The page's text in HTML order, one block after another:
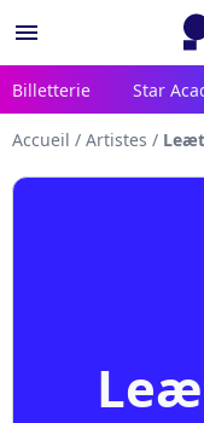
menu
Billetterie Star
Accueil / Artistes /